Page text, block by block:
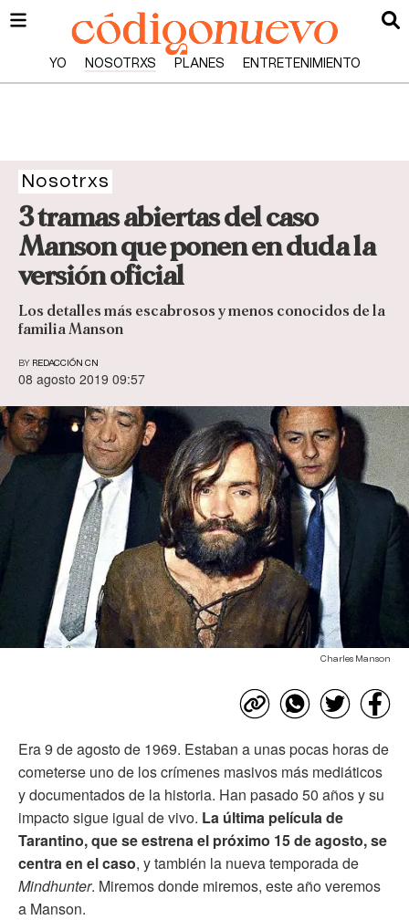
YO NOSOTRXS PLANES ENTRETENIMIENTO
Nosotrxs
3 tramas abiertas del caso
Manson que ponen en duda la
versión oficial
Los detalles más escabrosos y menos conocidos de la
familia Manson
BY REDACCIÓN CN
08 agosto 2019 09:57
Charles Manson
Era 9 de agosto de 1969. Estaban a unas pocas horas de
cometerse uno de los crímenes masivos más mediáticos
y documentados de la historia. Han pasado 50 años y su
impacto sigue igual de vivo. La última película de
Tarantino, que se estrena el próximo 15 de agosto, se
centra en el caso, y también la nueva temporada de
Mindhunter. Miremos donde miremos, este año veremos
a Manson.